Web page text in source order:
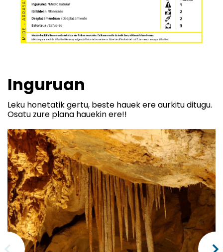
Inguruan
Leku honetatik gertu, beste hauek ere aurkitu ditugu.
Osatu zure plana hauekin ere!!